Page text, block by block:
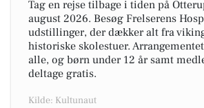
Tag en rejse tilbage i tiden på
august 2026. Besøg Frelserens
udstillinger, der dækker alt fra
historiske skolestuer.
alle, og børn under 12 år samt
deltage gratis.
Kilde: Kultunaut